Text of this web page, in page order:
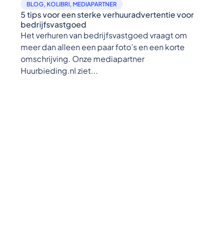
BLOG, KOLIBRI, MEDIAPARTNER
5 tips voor een sterke verhuuradvertentie voor
bedrijfsvastgoed
Het verhuren van bedrijfsvastgoed vraagt om
meer dan alleen een paar foto’s en een korte
omschrijving. Onze mediapartner
Huurbieding.nl ziet...